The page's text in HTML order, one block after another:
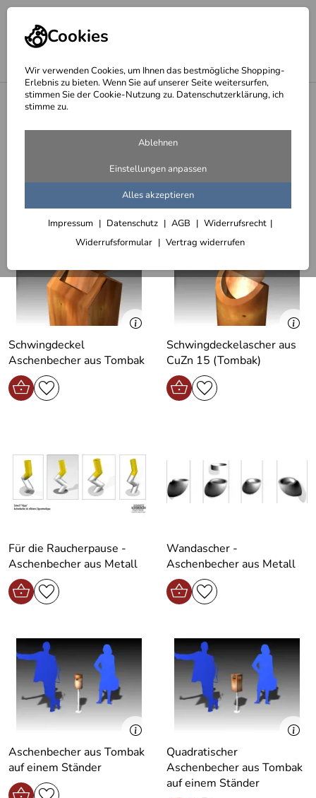
Cookies
Wir verwenden Cookies, um Ihnen das bestmögliche Shopping-
Erlebnis zu bieten. Wenn Sie auf unserer Seite weitersurfen,
stimmen Sie der Cookie-Nutzung zu. Datenschutzerklärung, ich
stimme zu.
Ablehnen
Einstellungen anpassen
Alles akzeptieren
Impressum Datenschutz AGB
Widerrufsrecht
Widerrufsformular
Vertrag widerrufen
Möbel und Accessoires
Design Ascher und Aschenbecher
Filter (1) Sortieren
Schwingdeckel
Aschenbecher aus Tombak
Schwingdeckelascher aus
CuZn 15 (Tombak)
Für die Raucherpause -
Aschenbecher aus Metall
Wandascher -
Aschenbecher aus Metall
Aschenbecher aus Tombak
auf einem Ständer
Quadratischer
Aschenbecher aus Tombak
auf einem Ständer